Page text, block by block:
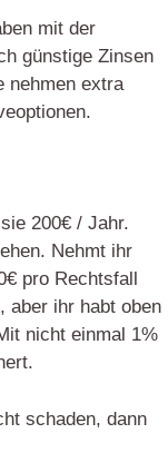
mit der
günstige Zinsen
nehmen extra
200€ / Jahr.
Nehmt ihr
pro Rechtsfall
aber ihr habt oben
nicht einmal 1%
schaden, dann